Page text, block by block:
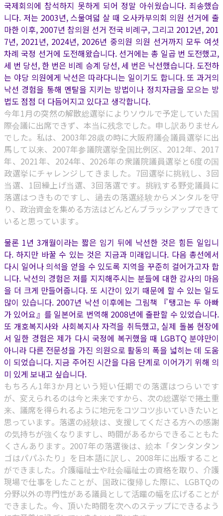
국제회의에 참석하지 못하게 되어 정말 아쉬웠습니다. 죄송했습
니다. 저는 2003년, 스물여덟 살 때 오사카부의회 의원 선거에 출
마한 이후, 2007년 참의원 선거 전국 비례구, 그리고 2012년, 201
7년, 2021년, 2024년, 2026년 중의원 의원 선거까지 모두 여섯
차례 국정 선거에 도전해왔습니다. 선거에는 총 일곱 번 도전했고,
세 번 당선, 한 번은 비례 승계 당선, 세 번은 낙선했습니다. 도전하
는 야당 의원에게 낙선은 따라다니는 일이기도 합니다. 또 과거의
낙선 경험을 통해 멘탈을 지키는 방법이나 정치자금을 모으는 방
법도 점점 더 다듬어지고 있다고 생각합니다.
今年1月の突然の解散総選挙によりソウルで予定していた国
際会議に出席できず、本当に残念でした。申し訳ありません
でした。私は、2003年28歳の時に大阪府議会議員選挙に出
馬して以来、2007年参議院選挙全国比例区、2012年、2017
年、2021年、2024年、2026年の衆議院議員選挙と6度の国
政選挙にチャレンジしてきました。7回選挙に挑戦し、3回
当選、1回繰上げ当選、3回落選です。挑戦する野党議員に
落選はつきものですし、過去の落選経験からメンタルを守
り、政治資金を集める方法はどんどんブラッシアップできて
いると思っています。
물론 1년 3개월이라는 짧은 임기 뒤에 낙선한 것은 힘든 일입니
다. 하지만 바꿀 수 있는 것은 지금과 미래입니다. 다음 총선에서
다시 일어나 의석을 얻을 수 있도록 지역을 꾸준히 걸어가고자 합
니다. 낙선의 경험은 저를 지지해주시는 분들에 대한 감사의 마음
을 더 크게 만들어줍니다. 또 시간이 있기 때문에 할 수 있는 일도
많이 있습니다. 2007년 낙선 이후에는 그림책 『탱고는 두 아빠
가 있어요』를 일본어로 번역해 2008년에 출판할 수 있었습니다.
또 개호복지사와 사회복지사 자격을 취득했고, 실제 돌봄 현장에
서 일한 경험은 제가 다시 국정에 복귀했을 때 LGBTQ 분야만이
아니라 다른 전문성을 가진 의원으로 활동의 폭을 넓히는 데 도움
이 되었습니다. 지금 주어진 시간을 다음 단계로 이어가기 위해 의
미 있게 보내고 싶습니다.
もちろん1年3か月という短い任期での落選はつらいです
が、変えられるのは今と未来ですから、次の総選挙で捲土重
来、議席を得られるように地元をコツコツ歩いていきたいと
思っています。落選の経験は、支援してくださる方への感謝
の気持ちが強くなりますし、時間があるからできることもた
くさんあります。2007年の落選後は、絵本「タンタンタン
ゴはパパふたり」を日本語に訳し、2008年に出版すること
ができました。介護福祉士や社会福祉士の資格を取り、介護
現場で仕事をしたことが、国政に復帰した際に、LGBTQの
分野以外の専門性がある議員として活躍の幅を広げることが
できました。今、頂いた時間を次へのステップにできるよう